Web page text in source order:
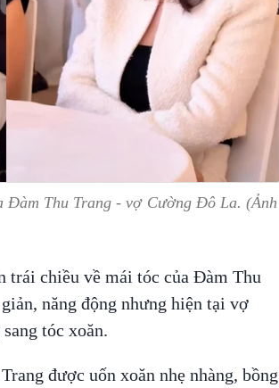
Đàm Thu Trang - vợ Cường Đô La. (Ảnh
trái chiều về mái tóc của Đàm Thu
năng động nhưng hiện tại vợ
tóc xoăn.
được uốn xoăn nhẹ nhàng, bồng